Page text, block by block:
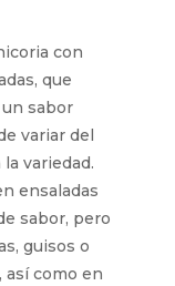
con
que
sabor
variar del
variedad.
ensaladas
sabor, pero
guisos o
así como en